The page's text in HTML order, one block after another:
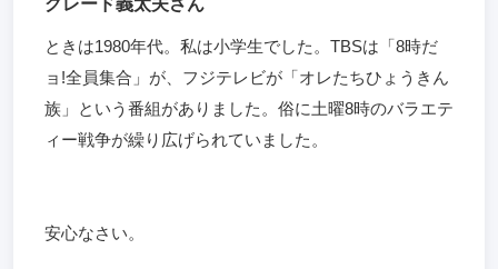
グレード義太夫さん
ときは1980年代。私は小学生でした。TBSは「8時だ
ョ!全員集合」が、フジテレビが「オレたちひょうきん
族」という番組がありました。俗に土曜8時のバラエテ
ィー戦争が繰り広げられていました。
安心なさい。